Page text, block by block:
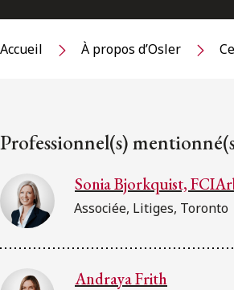
Accueil À propos d’Osler
Professionnel(s)
Sonia Bjorkquist,
Associée, Litiges, Toronto
Andraya Frith